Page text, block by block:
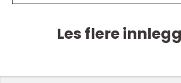
Les flere